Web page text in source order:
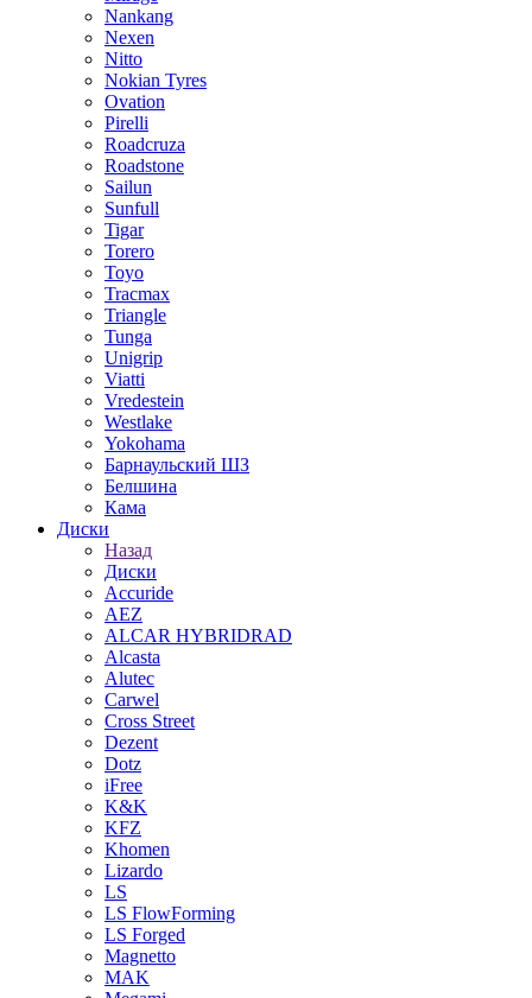
Nankang
Nexen
Nitto
Nokian Tyres
Ovation
Pirelli
Roadcruza
Roadstone
Sailun
Sunfull
Tigar
Torero
Toyo
Tracmax
Triangle
Tunga
Unigrip
Viatti
Vredestein
Westlake
Yokohama
Барнаульский ШЗ
Белшина
Кама
Диски
Назад
Диски
Accuride
AEZ
ALCAR HYBRIDRAD
Alcasta
Alutec
Carwel
Cross Street
Dezent
Dotz
iFree
K&K
KFZ
Khomen
Lizardo
LS
LS FlowForming
LS Forged
Magnetto
MAK